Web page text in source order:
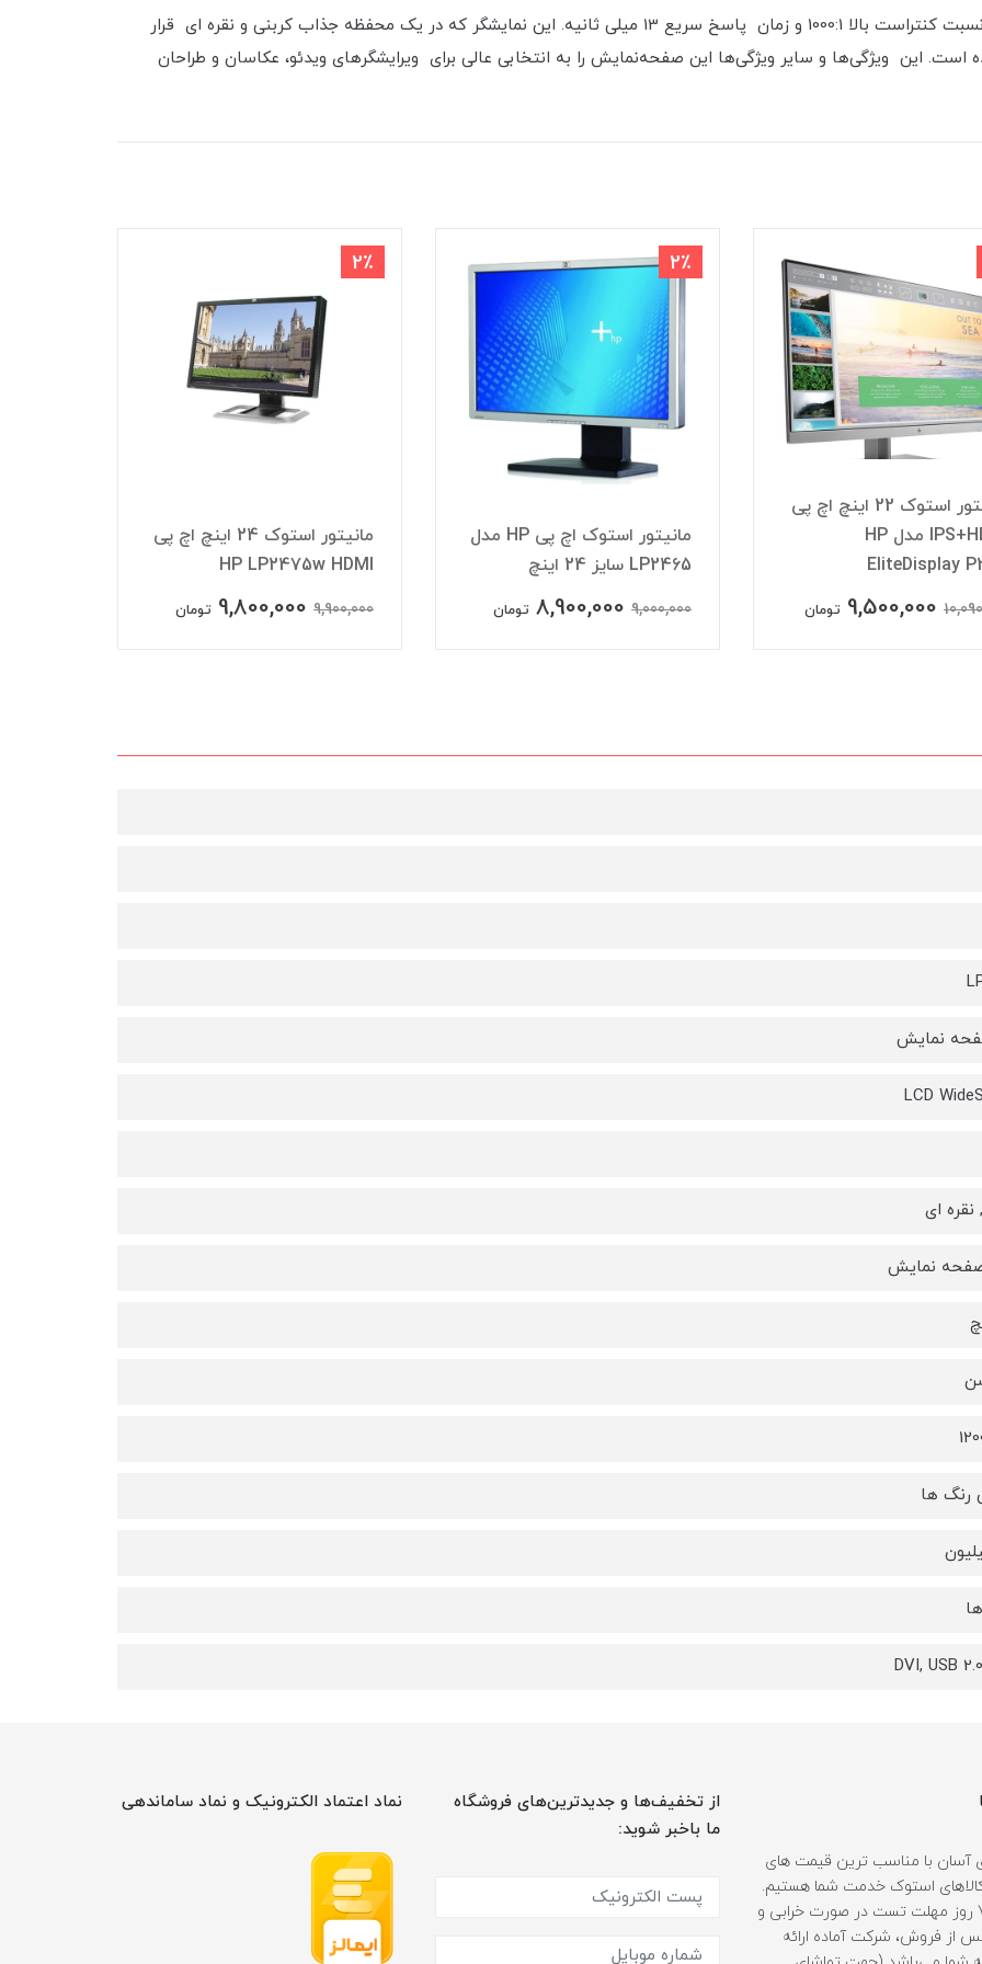
مانیتور دست دوم HP مدل LP2465 با وضوح 1200 x، نسبت کنتراست بالا 1000:1 و زمان پاسخ سریع 13 میلی ثانیه. این نمایشگر که در یک محفظه جذاب کربنی و نقره ای قرار
است. این ویژگی‌ها و سایر ویژگی‌ها این صفحه‌نمایش را به انتخابی عالی برای ویرایشگرهای ویدئو، عکاسان و طراحان
مانیتور استوک 22 اینچ اچ پی
IPS+HDMI مدل HP
EliteDisplay
9,500,000 تومان
2٪
مانیتور استوک اچ پی HP مدل
LP2465 سایز 24 اینچ
9,000,000
8,900,000 تومان
2٪
مانیتور استوک 24 اینچ اچ پی
HP LP2475w HDMI
9,900,000
9,800,000 تومان
نمایش
LCD
ای
نمایش
رنگ ها
DVI, USB
آسان با مناسب ترین قیمت های
کالاهای استوک خدمت شما هستیم.
همراه با 7 روز مهلت تست در صورت خرابی و
از فروش، شرکت آماده ارائه
از تخفیف‌ها و جدیدترین‌های فروشگاه
ما باخبر شوید:
نماد اعتماد الکترونیک و نماد ساماندهی